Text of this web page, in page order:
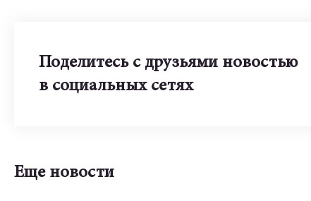
Поделитесь с друзьями новостью
в социальных сетях
Еще новости